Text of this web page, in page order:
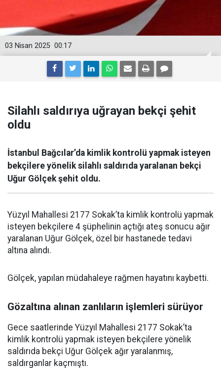
00:17
03 Nisan 2025
Silahlı saldırıya uğrayan bekçi şehit
oldu
İstanbul Bağcılar’da kimlik kontrolü yapmak isteyen
bekçilere yönelik silahlı saldırıda yaralanan bekçi
Uğur Gölçek şehit oldu.
Yüzyıl Mahallesi 2177 Sokak’ta kimlik kontrolü yapmak
isteyen bekçilere 4 şüphelinin açtığı ateş sonucu ağır
yaralanan Uğur Gölçek, özel bir hastanede tedavi
altına alındı.
Gölçek, yapılan müdahaleye rağmen hayatını kaybetti.
Gözaltına alınan zanlıların işlemleri sürüyor
Gece saatlerinde Yüzyıl Mahallesi 2177 Sokak’ta
kimlik kontrolü yapmak isteyen bekçilere yönelik
saldırıda bekçi Uğur Gölçek ağır yaralanmış,
saldırganlar kaçmıştı.